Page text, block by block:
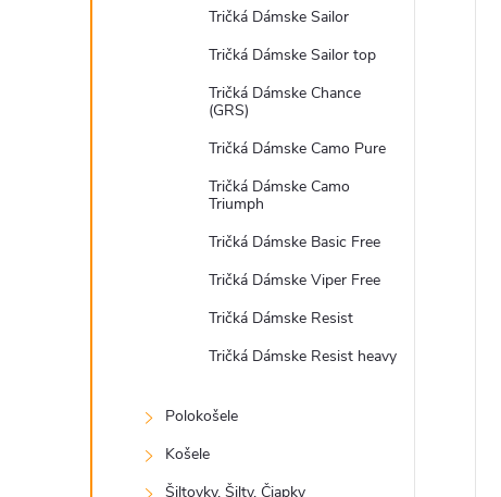
Tričká Dámske Sailor
Tričká Dámske Sailor top
Tričká Dámske Chance
(GRS)
Tričká Dámske Camo Pure
Tričká Dámske Camo
Triumph
Tričká Dámske Basic Free
Tričká Dámske Viper Free
Tričká Dámske Resist
Tričká Dámske Resist heavy
Polokošele
Košele
Šiltovky, Šilty, Čiapky